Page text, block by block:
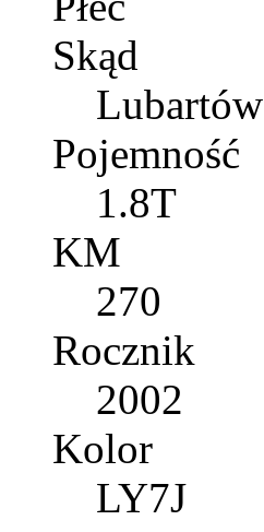
Skąd
Lubartów
Pojemność
1.8T
KM
270
Rocznik
2002
Kolor
LY7J